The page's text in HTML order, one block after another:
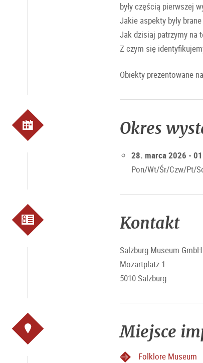
były częścią pierwszej
Jakie aspekty były
Jak dzisiaj patrzymy na
Z czym się
Obiekty prezentowane
Okres
28. marca 2026 -
Pon/Wt/Śr/Czw/Pt/
Kontakt
Salzburg Museum GmbH
Mozartplatz 1
5010 Salzburg
Miejsce
Folklore Museum